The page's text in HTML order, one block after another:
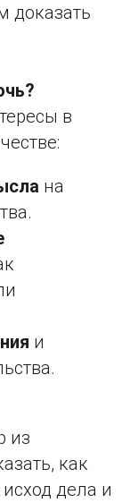
доказать
в
на
и
из
как
дела и